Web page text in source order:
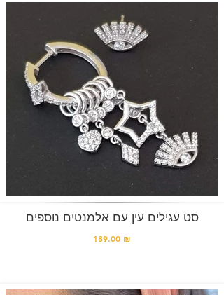
סט עגילים עין עם אלמנטים נוספים
189.00 ₪